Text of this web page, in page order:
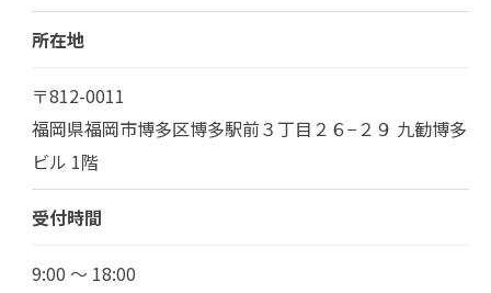
所在地
〒812-0011
福岡県福岡市博多区博多駅前３丁目２６−２９ 九勧博多
ビル 1階
受付時間
9:00 ～ 18:00